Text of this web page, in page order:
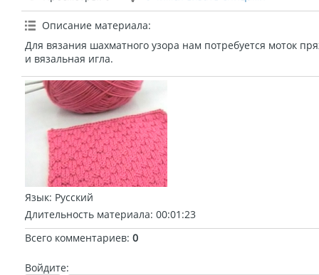
Описание материала:
Для вязания шахматного узора нам потребуется моток
и вязальная игла.
Язык: Русский
Длительность материала: 00:01:23
Всего комментариев: 0
Войдите: